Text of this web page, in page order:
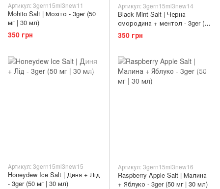
Артикул: 3gern15ml3new11
Mohito Salt | Мохіто - 3ger (50
мг | 30 мл)
350 грн
Артикул: 3gern15ml3new14
Black Mint Salt | Черна
смородина + ментол - 3ger (50
мг | 30 мл)
350 грн
Артикул: 3gern15ml3new15
Honeydew Ice Salt | Диня + Лід
- 3ger (50 мг | 30 мл)
Артикул: 3gern15ml3new16
Raspberry Apple Salt | Малина
+ Яблуко - 3ger (50 мг | 30 мл)